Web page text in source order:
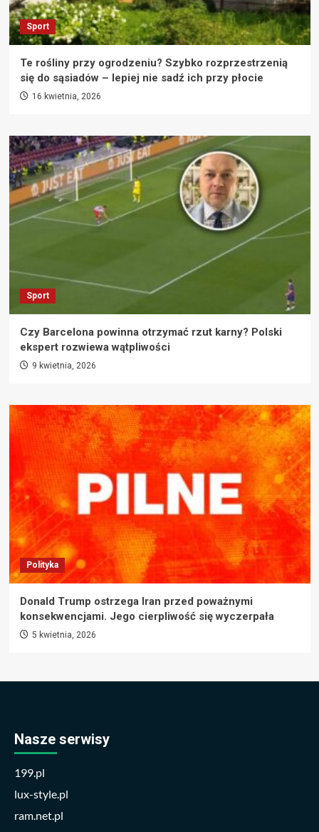
Sport
Te rośliny przy ogrodzeniu? Szybko rozprzestrzenią
się do sąsiadów – lepiej nie sadź ich przy płocie
16 kwietnia, 2026
Sport
Czy Barcelona powinna otrzymać rzut karny? Polski
ekspert rozwiewa wątpliwości
9 kwietnia, 2026
Polityka
Donald Trump ostrzega Iran przed poważnymi
konsekwencjami. Jego cierpliwość się wyczerpała
5 kwietnia, 2026
Nasze serwisy
199.pl
lux-style.pl
ram.net.pl